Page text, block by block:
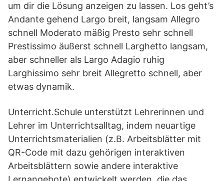
um dir die Lösung anzeigen zu lassen. Los geht’s
Andante gehend Largo breit, langsam Allegro
schnell Moderato mäßig Presto sehr schnell
Prestissimo äußerst schnell Larghetto langsam,
aber schneller als Largo Adagio ruhig
Larghissimo sehr breit Allegretto schnell, aber
etwas dynamik.
Unterricht.Schule unterstützt Lehrerinnen und
Lehrer im Unterrichtsalltag, indem neuartige
Unterrichtsmaterialien (z.B. Arbeitsblätter mit
QR-Code mit dazu gehörigen interaktiven
Arbeitsblättern sowie andere interaktive